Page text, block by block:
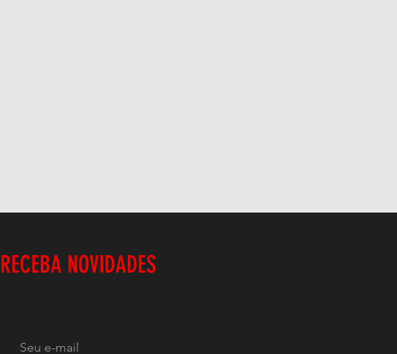
RECEBA NOVIDADES